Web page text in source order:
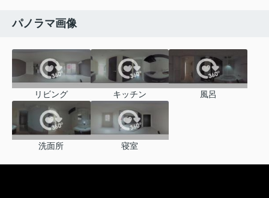
パノラマ画像
リビング キッチン 風呂
洗面所 寝室